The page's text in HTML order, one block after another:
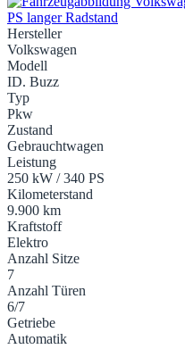
Hersteller
Volkswagen
Modell
ID. Buzz
Typ
Pkw
Zustand
Gebrauchtwagen
Leistung
250 kW / 340 PS
Kilometerstand
9.900 km
Kraftstoff
Elektro
Anzahl Sitze
7
Anzahl Türen
6/7
Getriebe
Automatik